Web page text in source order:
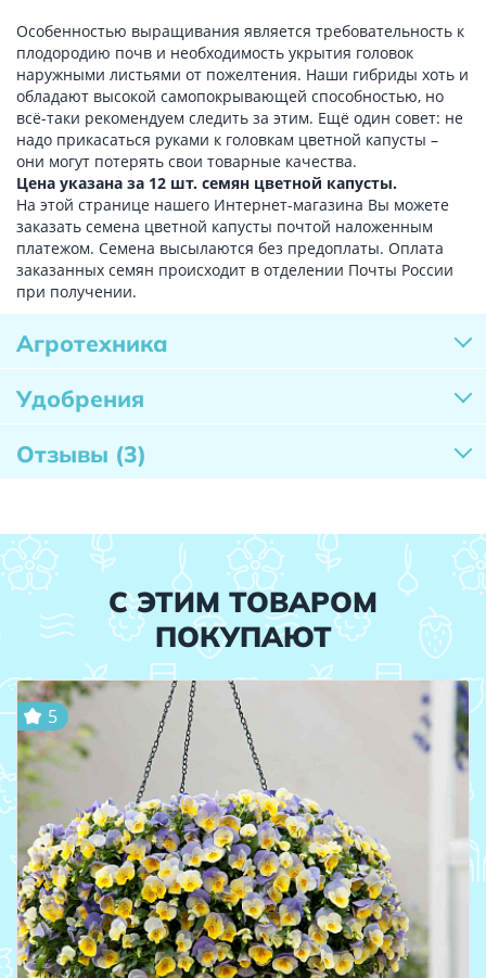
Особенностью выращивания является требовательность к
плодородию почв и необходимость укрытия головок
наружными листьями от пожелтения. Наши гибриды хоть и
обладают высокой самопокрывающей способностью, но
всё-таки рекомендуем следить за этим. Ещё один совет: не
надо прикасаться руками к головкам цветной капусты –
они могут потерять свои товарные качества.
Цена указана за 12 шт. семян цветной капусты.
На этой странице нашего Интернет-магазина Вы можете
заказать семена цветной капусты почтой наложенным
платежом. Семена высылаются без предоплаты. Оплата
заказанных семян происходит в отделении Почты России
при получении.
Агротехника
Удобрения
Отзывы (3)
С ЭТИМ ТОВАРОМ
ПОКУПАЮТ
5